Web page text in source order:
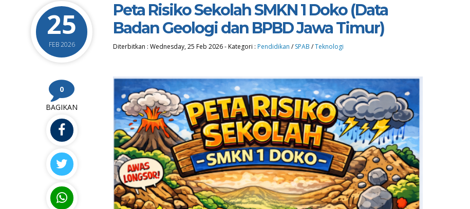
25
FEB 2026
Peta Risiko Sekolah SMKN 1 Doko (Data
Badan Geologi dan BPBD Jawa Timur)
Diterbitkan : Wednesday, 25 Feb 2026-Kategori : Pendidikan /SPAB /Teknologi
0
BAGIKAN